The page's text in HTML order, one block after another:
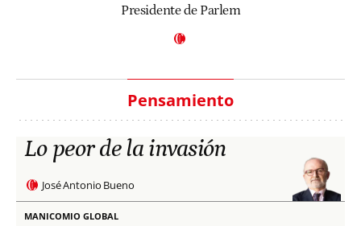
Presidente de Parlem
Pensamiento
Lo peor de la invasión
José Antonio Bueno
MANICOMIO GLOBAL